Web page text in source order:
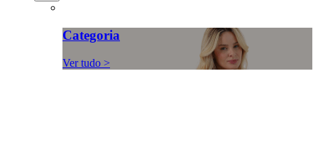
Categoria
Ver tudo >